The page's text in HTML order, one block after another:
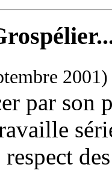
2001)
par son